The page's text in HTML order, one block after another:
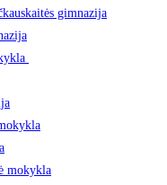
gimnazija
mokykla